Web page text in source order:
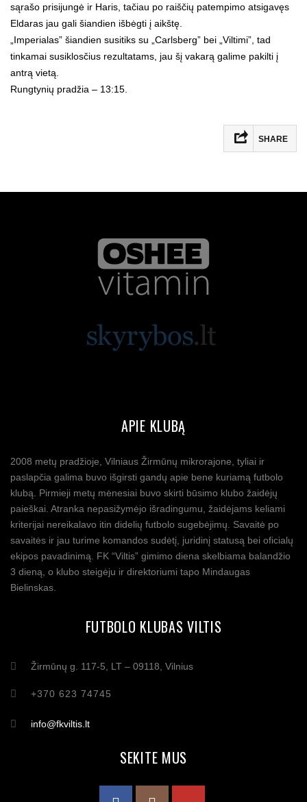
sąrašo prisijungė ir Haris, tačiau po raiščių patempimo atsigavęs
Eldaras jau gali šiandien išbėgti į aikštę.
„Imperialas” šiandien susitiks su „Carlsberg” bei „Viltimi”, tad
tinkamai susiklosčius rezultatams, jau šį vakarą galime pakilti į
antrą vietą.
Rungtynių pradžia – 13:15.
SHARE
APIE KLUBĄ
2008 metų pradžioje, Vilniaus Žirmūnų mikrorajone, tyliai ir
paslapčia galima buvo išgirsti gandų apie bene kuriamą futbolo
klubą. Pirmieji metų mėnesiai buvo skirti būsimo klubo žaidėjų
paieškai. Atranka nepasižymėjo išradingumu, žaidėjams keliami
kriterijai nereikalavo itin didelių futbolo sugebėjimų. Savaitė po
savaitės ir jau turime komandos sudėtį, juridinį statusą bei oficialų
ekipos pavadinimą. FK “Viltis” gimimo diena skelbiama balandžio
3 dieną, o klubo steigėju ir direktoriumi tapo Mindaugas
Bielinskas.
FUTBOLO KLUBAS VILTIS
Žirmūnų g. 117-5, LT – 09118, Vilnius
+370 623 74745
info@fkviltis.lt
SEKITE MUS